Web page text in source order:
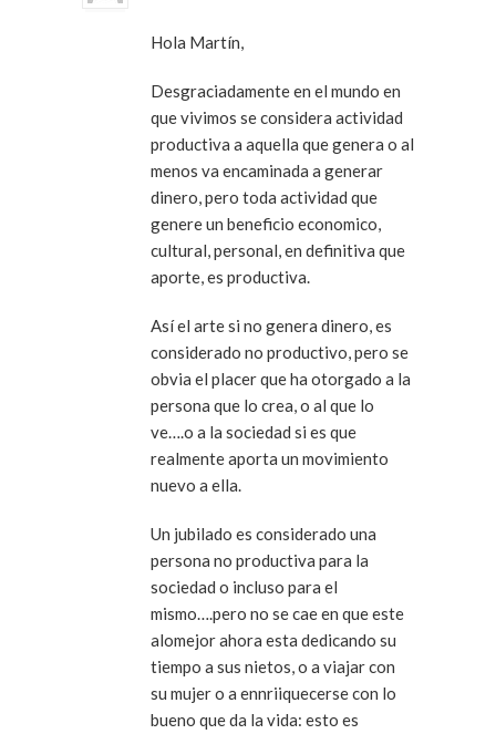
Hola Martín,
Desgraciadamente en el mundo en
que vivimos se considera actividad
productiva a aquella que genera o al
menos va encaminada a generar
dinero, pero toda actividad que
genere un beneficio economico,
cultural, personal, en definitiva que
aporte, es productiva.
Así el arte si no genera dinero, es
considerado no productivo, pero se
obvia el placer que ha otorgado a la
persona que lo crea, o al que lo
ve….o a la sociedad si es que
realmente aporta un movimiento
nuevo a ella.
Un jubilado es considerado una
persona no productiva para la
sociedad o incluso para el
mismo….pero no se cae en que este
alomejor ahora esta dedicando su
tiempo a sus nietos, o a viajar con
su mujer o a ennriiquecerse con lo
bueno que da la vida: esto es